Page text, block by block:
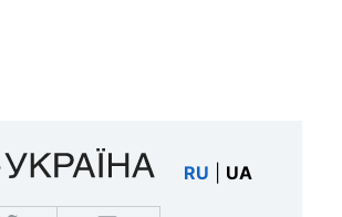
RU UA